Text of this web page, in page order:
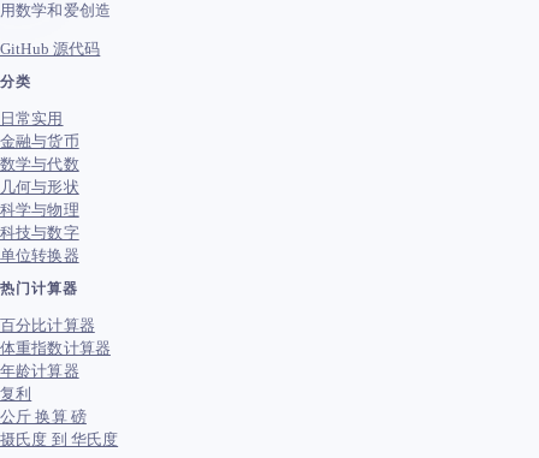
用数学和爱创造
GitHub 源代码
分类
日常实用
金融与货币
数学与代数
几何与形状
科学与物理
科技与数字
单位转换器
热门计算器
百分比计算器
体重指数计算器
年龄计算器
复利
公斤 换算 磅
摄氏度 到 华氏度